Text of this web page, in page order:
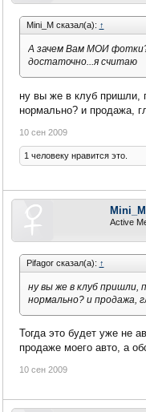
Mini_M сказал(а): ↑
А зачем Вам МОИ
достаточно...я считаю
ну вы же в клуб пришли,
нормально? и продажа,
10 сен 2009
1 человеку нравится это.
Mini_M
Active
Pifagor сказал(а): ↑
ну вы же в клуб пришли,
нормально? и продажа,
Тогда это будет уже не
продаже моего авто, а
10 сен 2009